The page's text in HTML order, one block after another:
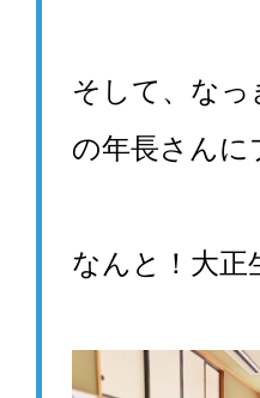
そして、な
の年長さんに
なんと！大正